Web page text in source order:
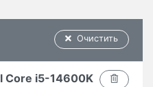
Очистить
Core i5-14600K